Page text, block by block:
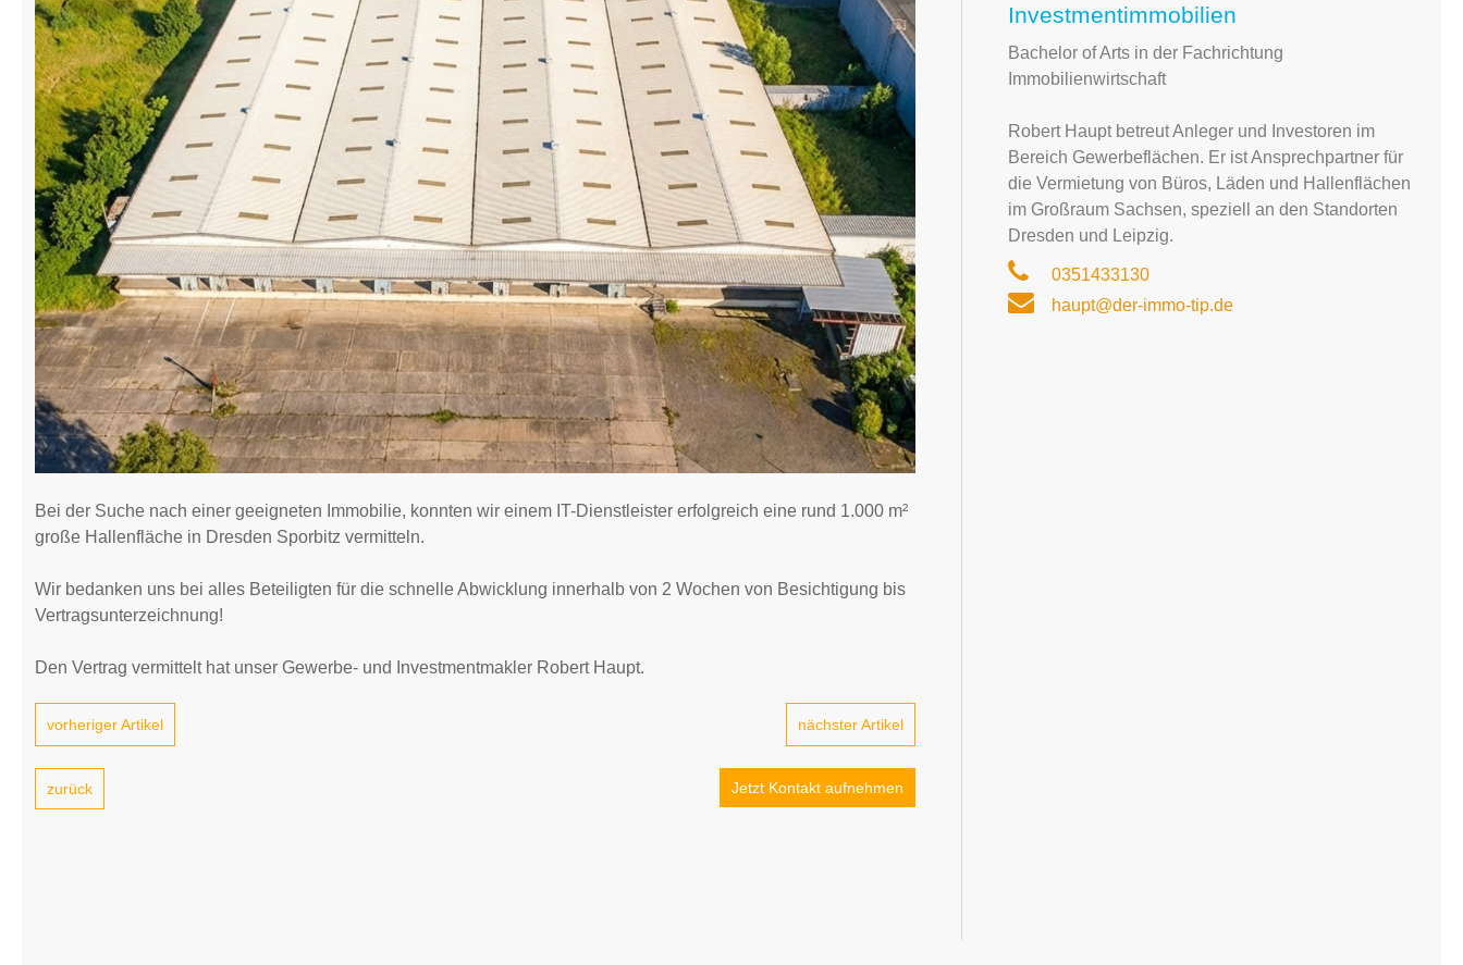
Bei der Suche nach einer geeigneten Immobilie, konnten wir einem IT-Dienstleister erfolgreich eine rund 1.000 m²
große Hallenfläche in Dresden Sporbitz vermitteln.
Wir bedanken uns bei alles Beteiligten für die schnelle Abwicklung innerhalb von 2 Wochen von Besichtigung bis
Vertragsunterzeichnung!
Den Vertrag vermittelt hat unser Gewerbe- und Investmentmakler Robert Haupt.
vorheriger Artikel nächster Artikel
zurück Jetzt Kontakt aufnehmen
Investmentimmobilien
Bachelor of Arts in der Fachrichtung
Immobilienwirtschaft
Robert Haupt betreut Anleger und Investoren im
Bereich Gewerbeflächen. Er ist Ansprechpartner für
die Vermietung von Büros, Läden und Hallenflächen
im Großraum Sachsen, speziell an den Standorten
Dresden und Leipzig.
0351433130
haupt@der-immo-tip.de